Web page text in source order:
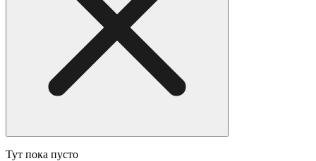
Тут пока пусто